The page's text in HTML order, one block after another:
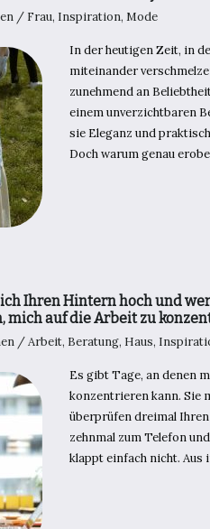
/ Frau, Inspiration, Mode
In der heutigen Zeit, in
miteinander
zunehmend an
einem unverzichtbaren
sie Eleganz und
Doch warum genau
Ihren Hintern hoch und
mich auf die Arbeit zu
/Arbeit, Beratung, Haus,
Es gibt Tage, an denen
konzentrieren kann. Sie
überprüfen dreimal
zehnmal zum Telefon
klappt einfach nicht.